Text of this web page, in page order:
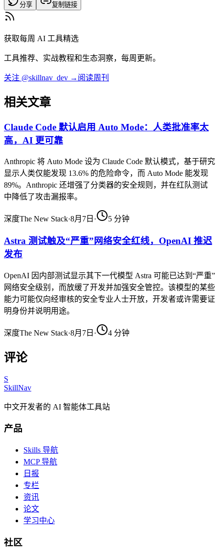
分享 复制链接
获取每周 AI 工具精选
工具推荐、实战教程和生态洞察，每周更新。
关注 @skillnav_dev → 阅读周刊
相关文章
Claude Code 默认启用 Auto Mode：人类批准率太
高，AI 更可靠
Anthropic 将 Auto Mode 设为 Claude Code 默认模式，基于研究
显示人类仅能发现 13.6% 的危险命令，而 Auto Mode 能发现
89%。Anthropic 还增强了分类器的安全规则，并在红队测试
中降低了攻击漏报率。
深度The New Stack·8月7日 · 5 分钟
Astra 测试触及“严重”网络安全红线，OpenAI 推迟
发布
OpenAI 因内部测试显示其下一代模型 Astra 可能已达到“严重”
网络安全级别，而放缓了开发并加强安全管控。该模型的某些
能力可能仅向经审核的安全专业人士开放，开发者或许需要证
明身份并说明用途。
深度The New Stack·8月7日 · 4 分钟
评论
S
SkillNav
中文开发者的 AI 智能体工具站
产品
Skills 导航
MCP 导航
日报
专栏
资讯
论文
学习中心
社区